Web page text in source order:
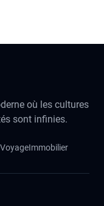
où les cultures
sont infinies.
VoyageImmobilier